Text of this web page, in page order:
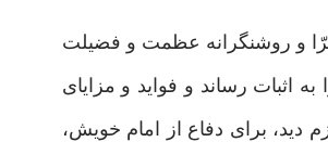
و روشنگرانه عظمت و فضيلت
اثبات رساند و فوايد و مزاياى
ديد، براى دفاع از امام خويش،